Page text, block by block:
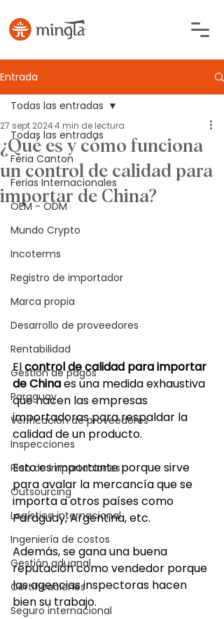
Entrada
Todas las entradas
Feria Canton
Ferias Internacionales
OEM - ODM
Mundo Crypto
Incoterms
Registro de importador
Marca propia
Desarrollo de proveedores
Rentabilidad
Gestión de pagos
Paraguay
Verificación de proveedores
Inspecciones
Plan de importaciones
Outsourcing
Logística internacional
Ingeniería de costos
Gestión aduanal
Certificaciones
Seguro internacional
Todas las entradas
¿Qué es y cómo funciona
un control de calidad para
importar de China?
27 sept 20244 min de lectura
El control de calidad para importar
de China es una medida exhaustiva
que hacen las empresas
importadoras para respaldar la
calidad de un producto.
Esto es importante porque sirve
para avalar la mercancía que se
importa a otros países como
Paraguay, Argentina, etc.
Además, se gana una buena
reputación como vendedor porque
las agencias inspectoras hacen
bien su trabajo.